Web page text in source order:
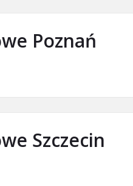
Poznań
Szczecin